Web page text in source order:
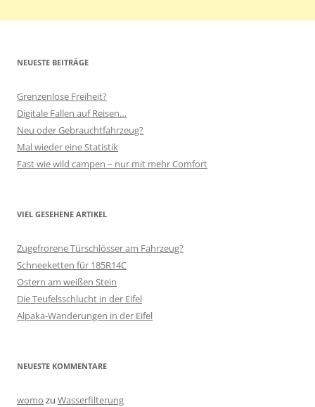
NEUESTE BEITRÄGE
Grenzenlose Freiheit?
Digitale Fallen auf Reisen…
Neu oder Gebrauchtfahrzeug?
Mal wieder eine Statistik
Fast wie wild campen – nur mit mehr Comfort
VIEL GESEHENE ARTIKEL
Zugefrorene Türschlösser am Fahrzeug?
Schneeketten für 185R14C
Ostern am weißen Stein
Die Teufelsschlucht in der Eifel
Alpaka-Wanderungen in der Eifel
NEUESTE KOMMENTARE
womo zu Wasserfilterung